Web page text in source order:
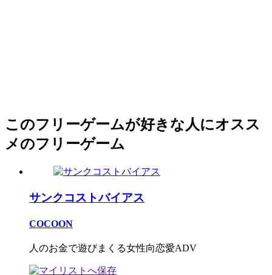
このフリーゲームが好きな人にオスス
メのフリーゲーム
サンクコストバイアス
COCOON
人のお金で遊びまくる女性向恋愛ADV